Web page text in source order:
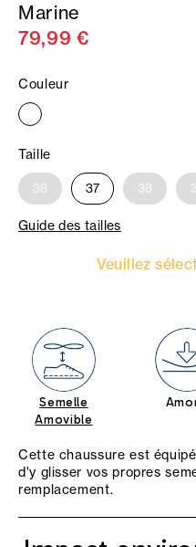
Marine
79,99 €
Couleur
Taille
36 37 38
Guide des tailles
Veuillez
Semelle
Amovible
Cette chaussure est
d'y glisser vos propres
remplacement.